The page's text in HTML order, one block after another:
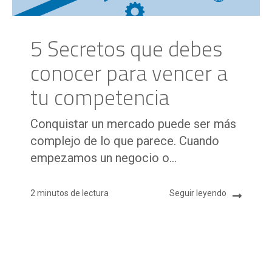
5 Secretos que debes
conocer para vencer a
tu competencia
Conquistar un mercado puede ser más
complejo de lo que parece. Cuando
empezamos un negocio o...
2 minutos de lectura Seguir leyendo